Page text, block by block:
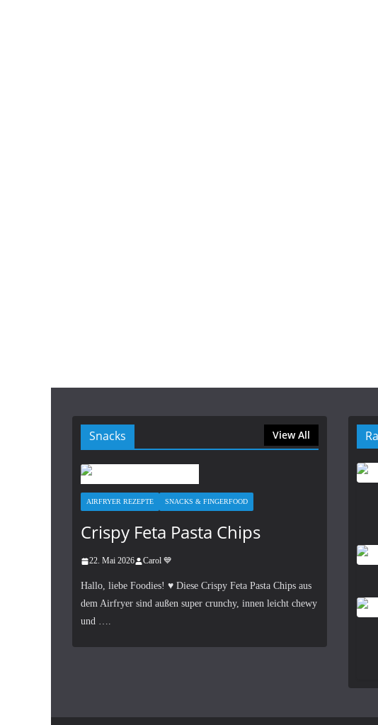
Snacks View All
AIRFRYER REZEPTE SNACKS & FINGERFOOD
Crispy Feta Pasta Chips
22. Mai 2026 Carol 💙
Hallo, liebe Foodies! ♥︎ Diese Crispy Feta Pasta Chips aus
dem Airfryer sind außen super crunchy, innen leicht chewy
und ….